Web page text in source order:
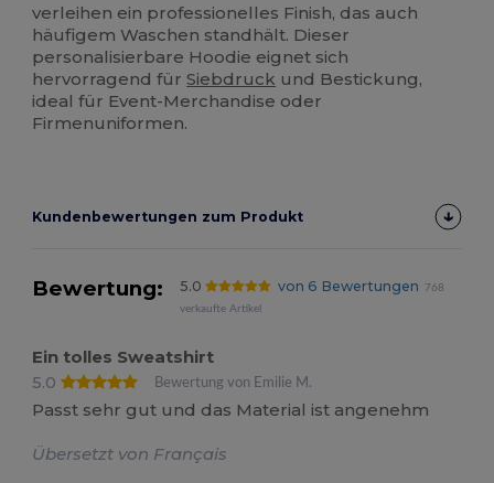
verleihen ein professionelles Finish, das auch
häufigem Waschen standhält. Dieser
personalisierbare Hoodie eignet sich
hervorragend fürSiebdruck und Bestickung,
ideal für Event-Merchandise oder
Firmenuniformen.
Kundenbewertungen zum Produkt
Bewertung: 5.0 von 6 Bewertungen
768
verkaufte Artikel
Ein tolles Sweatshirt
5.0
Bewertung von Emilie M.
Passt sehr gut und das Material ist angenehm
Übersetzt von Français